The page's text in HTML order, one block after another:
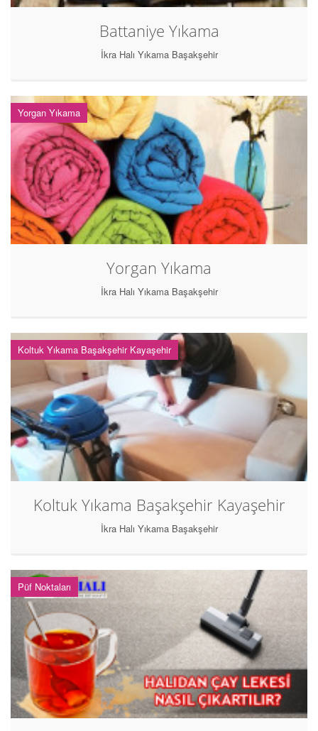
Battaniye Yıkama
İkra Halı Yıkama Başakşehir
Yorgan Yıkama
Yorgan Yıkama
İkra Halı Yıkama Başakşehir
Koltuk Yıkama Başakşehir Kayaşehir
Koltuk Yıkama Başakşehir Kayaşehir
İkra Halı Yıkama Başakşehir
Püf Noktaları